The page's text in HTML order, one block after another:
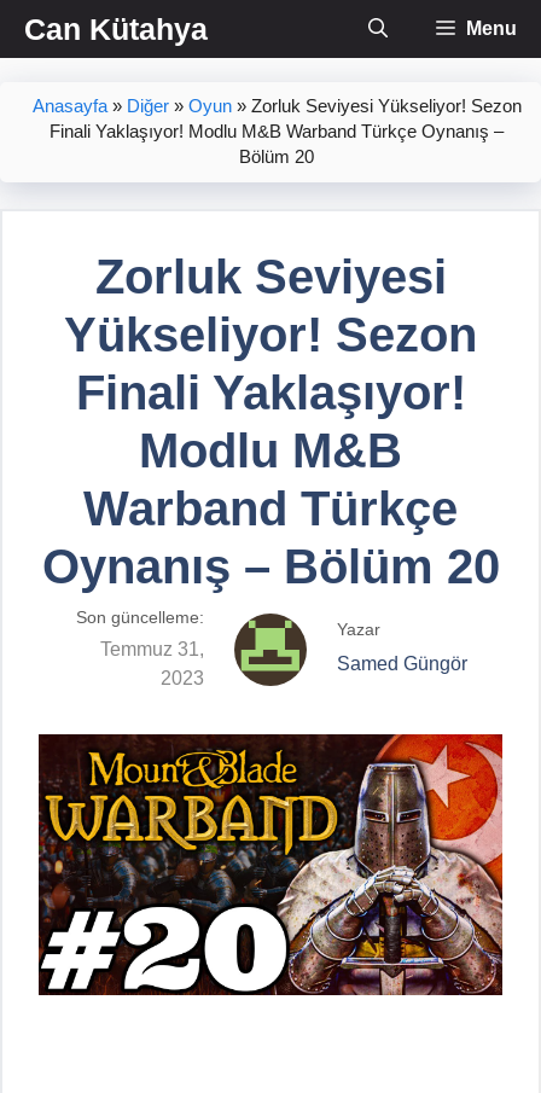
İçeriğe
atlaCan Kütahya Menu
Anasayfa» Diğer» Oyun» Zorluk Seviyesi Yükseliyor! Sezon
Finali Yaklaşıyor! Modlu M&B Warband Türkçe Oynanış –
Bölüm 20
Zorluk Seviyesi
Yükseliyor! Sezon
Finali Yaklaşıyor!
Modlu M&B
Warband Türkçe
Oynanış – Bölüm 20
Son güncelleme:
Temmuz 31,
2023
Yazar
Samed Güngör